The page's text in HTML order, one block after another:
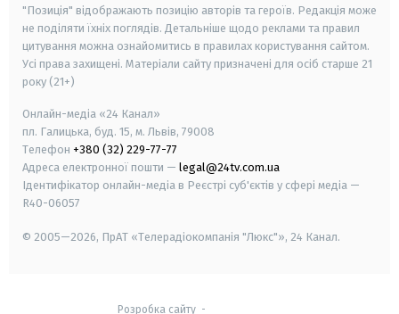
"Позиція" відображають позицію авторів та героїв. Редакція може
не поділяти їхніх поглядів. Детальніше щодо реклами та правил
цитування можна ознайомитись в правилах користування сайтом.
Усі права захищені. Матеріали сайту призначені для осіб старше 21
року (21+)
Онлайн-медіа «24 Канал»
пл. Галицька, буд. 15, м. Львів, 79008
Телефон +380 (32) 229-77-77
Адреса електронної пошти — legal@24tv.com.ua
Ідентифікатор онлайн-медіа в Реєстрі суб'єктів у сфері медіа —
R40-06057
© 2005—2026, ПрАТ «Телерадіокомпанія "Люкс"», 24 Канал.
Розробка сайту-